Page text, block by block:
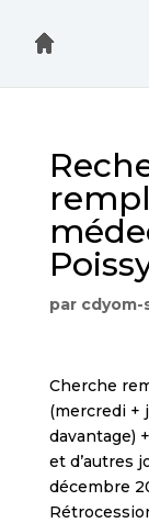
par cdyom-
Cherche
(mercredi +
davantage)
et d’autres
décembre